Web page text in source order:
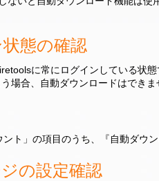
態の確認
に常にログインしている状態
場合、自動ダウンロードはできま
ト」の項目のうち、『自動ダウ
の設定確認